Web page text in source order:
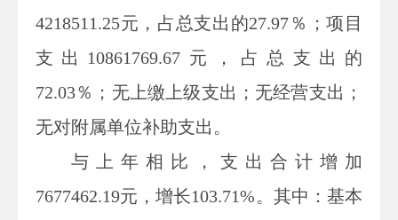
4218511.25元，占总支出的27.97 ％；项目
支出 10861769.67 元，占总支出的
72.03％；无上缴上级支出；无经营支出；
无对附属单位补助支出。
与上年相比，支出合计增加
7677462.19元，增长103.71%。其中：基本